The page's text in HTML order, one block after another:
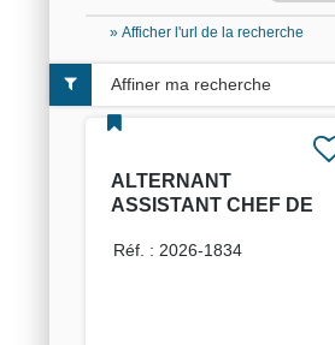
» Afficher l'url de la recherche
ALTERNANT
ASSISTANT CHEF DE
Réf. : 2026-1834
Affiner ma recherche